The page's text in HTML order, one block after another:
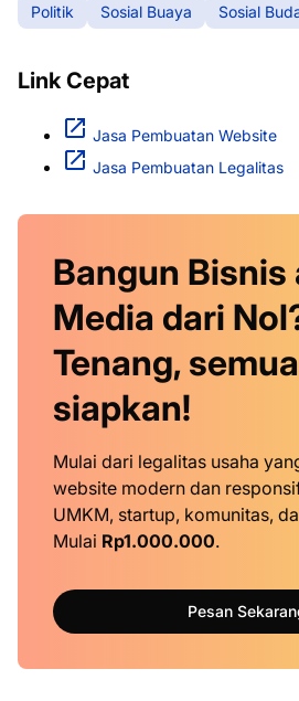
Politik
Sosial Buaya Sosial
Link Cepat
Jasa Pembuatan Website
Jasa Pembuatan Legalitas
Bangun Bisnis
Media dari
Tenang,
siapkan!
Mulai dari legalitas usaha
website modern dan
UMKM, startup, komunitas,
Mulai Rp1.000.000.
Pesan